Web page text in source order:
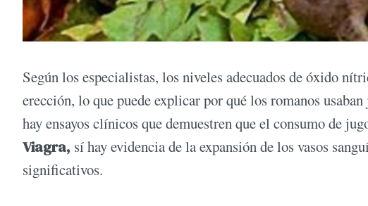
Según los especialistas, los niveles adecuados de óxido
erección, lo que puede explicar por qué los romanos
hay ensayos clínicos que demuestren que el consumo de
Viagra, sí hay evidencia de la expansión de los vasos
significativos.